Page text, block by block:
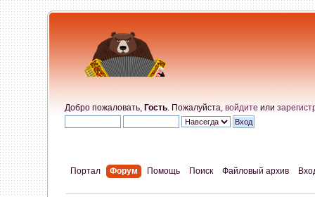
Добро пожаловать, Гость . Пожалуйста,войдите или
Портал Форум Помощь Поиск Файловый архив